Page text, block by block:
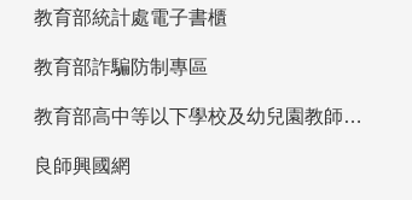
教育部統計處電子書櫃
教育部詐騙防制專區
教育部高中等以下學校及幼兒園教師資格檢定考試
良師興國網